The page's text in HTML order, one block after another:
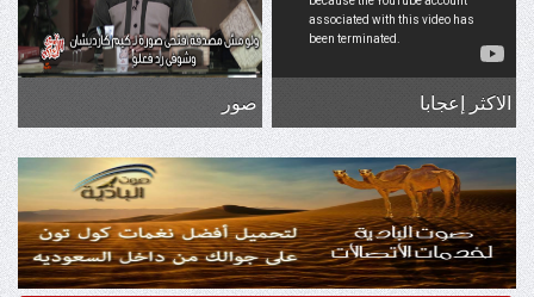
الاكثر إعجابا صور